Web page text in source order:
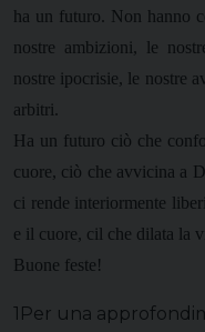
ha un futuro. Non hanno
nostre ambizioni, le
nostre ipocrisie, le nostre
arbitri.
Ha un futuro ciò che
cuore, ciò che avvicina a
ci rende interiormente
e il cuore, cil che dilata la
Buone feste!
1 Per una